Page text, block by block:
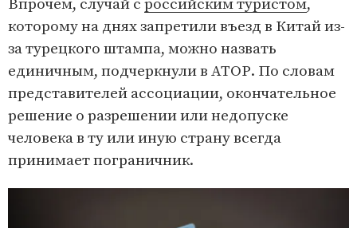
Впрочем, случай с российским туристом,
которому на днях запретили въезд в Китай из-
за турецкого штампа, можно назвать
единичным, подчеркнули в АТОР. По словам
представителей ассоциации, окончательное
решение о разрешении или недопуске
человека в ту или иную страну всегда
принимает пограничник.